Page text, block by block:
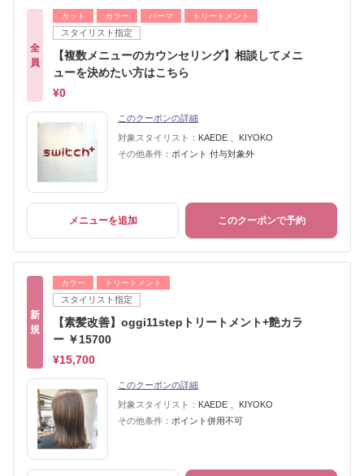
全
員
カット カラー パーマ トリートメント
スタイリスト指定
【複数メニューのカウンセリング】相談してメニ
ューを決めたい方はこちら
¥0
このクーポンの詳細
対象スタイリスト： KAEDE 、KIYOKO
その他条件： ポイント 付与対象外
メニューを追加 このクーポンで予約
新
規
カラー トリートメント
スタイリスト指定
【素髪改善】oggi11stepトリートメント+艶カラ
ー ￥15700
¥15,700
このクーポンの詳細
対象スタイリスト： KAEDE 、KIYOKO
その他条件： ポイント併用不可